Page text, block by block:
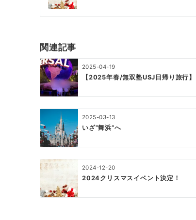
ナ
ゲ
ー
シ
ョ
ン
関連記事
2025-04-19
【2025年春/無双塾USJ日帰り旅行】
2025-03-13
いざ”舞浜”へ
2024-12-20
2024クリスマスイベント決定！